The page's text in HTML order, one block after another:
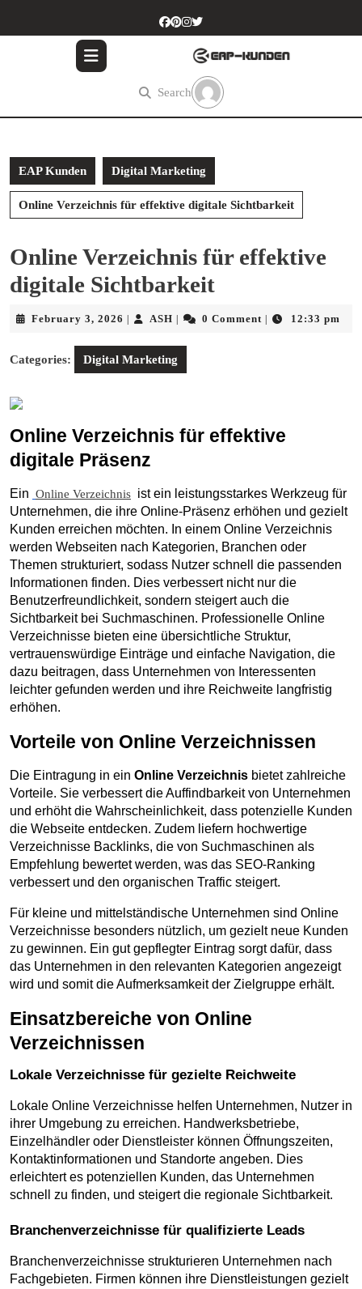
Search
EAP Kunden Digital Marketing
Online Verzeichnis für effektive digitale Sichtbarkeit
Online Verzeichnis für effektive
digitale Sichtbarkeit
February 3, 2026 February
2026
ASH ASH 0 Comment 12:33 pm
Categories: Digital Marketing
Online Verzeichnis für effektive
digitale Präsenz
Ein Online Verzeichnis ist ein leistungsstarkes Werkzeug für
Unternehmen, die ihre Online-Präsenz erhöhen und gezielt
Kunden erreichen möchten. In einem Online Verzeichnis
werden Webseiten nach Kategorien, Branchen oder
Themen strukturiert, sodass Nutzer schnell die passenden
Informationen finden. Dies verbessert nicht nur die
Benutzerfreundlichkeit, sondern steigert auch die
Sichtbarkeit bei Suchmaschinen. Professionelle Online
Verzeichnisse bieten eine übersichtliche Struktur,
vertrauenswürdige Einträge und einfache Navigation, die
dazu beitragen, dass Unternehmen von Interessenten
leichter gefunden werden und ihre Reichweite langfristig
erhöhen.
Vorteile von Online Verzeichnissen
Die Eintragung in ein Online Verzeichnis bietet zahlreiche
Vorteile. Sie verbessert die Auffindbarkeit von Unternehmen
und erhöht die Wahrscheinlichkeit, dass potenzielle Kunden
die Webseite entdecken. Zudem liefern hochwertige
Verzeichnisse Backlinks, die von Suchmaschinen als
Empfehlung bewertet werden, was das SEO-Ranking
verbessert und den organischen Traffic steigert.
Für kleine und mittelständische Unternehmen sind Online
Verzeichnisse besonders nützlich, um gezielt neue Kunden
zu gewinnen. Ein gut gepflegter Eintrag sorgt dafür, dass
das Unternehmen in den relevanten Kategorien angezeigt
wird und somit die Aufmerksamkeit der Zielgruppe erhält.
Einsatzbereiche von Online
Verzeichnissen
Lokale Verzeichnisse für gezielte Reichweite
Lokale Online Verzeichnisse helfen Unternehmen, Nutzer in
ihrer Umgebung zu erreichen. Handwerksbetriebe,
Einzelhändler oder Dienstleister können Öffnungszeiten,
Kontaktinformationen und Standorte angeben. Dies
erleichtert es potenziellen Kunden, das Unternehmen
schnell zu finden, und steigert die regionale Sichtbarkeit.
Branchenverzeichnisse für qualifizierte Leads
Branchenverzeichnisse strukturieren Unternehmen nach
Fachgebieten. Firmen können ihre Dienstleistungen gezielt